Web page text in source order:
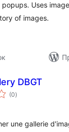
Uses
of images.
DBGT
(0общий
рейтинг
)
une gallerie